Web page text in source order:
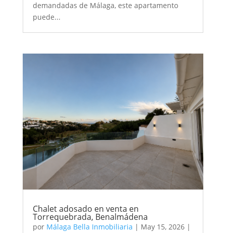
demandadas de Málaga, este apartamento
puede...
Chalet adosado en venta en
Torrequebrada, Benalmádena
por Málaga Bella Inmobiliaria | May 15, 2026|